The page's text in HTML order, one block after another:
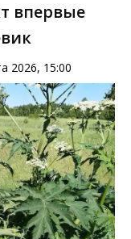
впервые
2026, 15:00